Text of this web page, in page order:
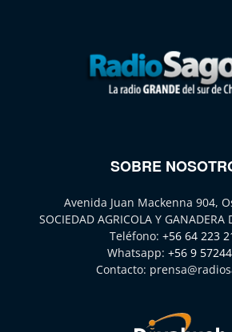
SOBRE
Avenida Juan Mackenna 904,
SOCIEDAD AGRICOLA Y GANADERA
Teléfono: +56 64 223
Whatsapp: +56 9
Contacto: